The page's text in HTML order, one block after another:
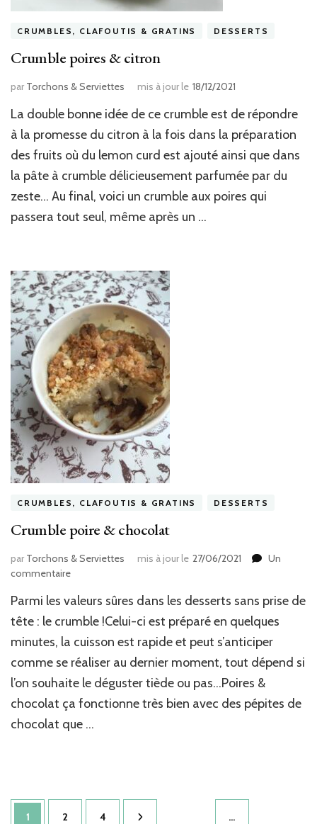
CRUMBLES, CLAFOUTIS & GRATINS DESSERTS
Crumble poires & citron
par Torchons & Serviettes mis à jour le 18/12/2021
La double bonne idée de ce crumble est de répondre
à la promesse du citron à la fois dans la préparation
des fruits où du lemon curd est ajouté ainsi que dans
la pâte à crumble délicieusement parfumée par du
zeste… Au final, voici un crumble aux poires qui
passera tout seul, même après un …
CRUMBLES, CLAFOUTIS & GRATINS DESSERTS
Crumble poire & chocolat
par Torchons & Serviettes mis à jour le 27/06/2021
Un
commentairesur
poire
&
Parmi les valeurs sûres dans les desserts sans prise de
tête : le crumble !Celui-ci est préparé en quelques
minutes, la cuisson est rapide et peut s’anticiper
comme se réaliser au dernier moment, tout dépend si
l’on souhaite le déguster tiède ou pas…Poires &
chocolat ça fonctionne très bien avec des pépites de
chocolat que …
Pagination
Page
1 Page
2 …
Page
4